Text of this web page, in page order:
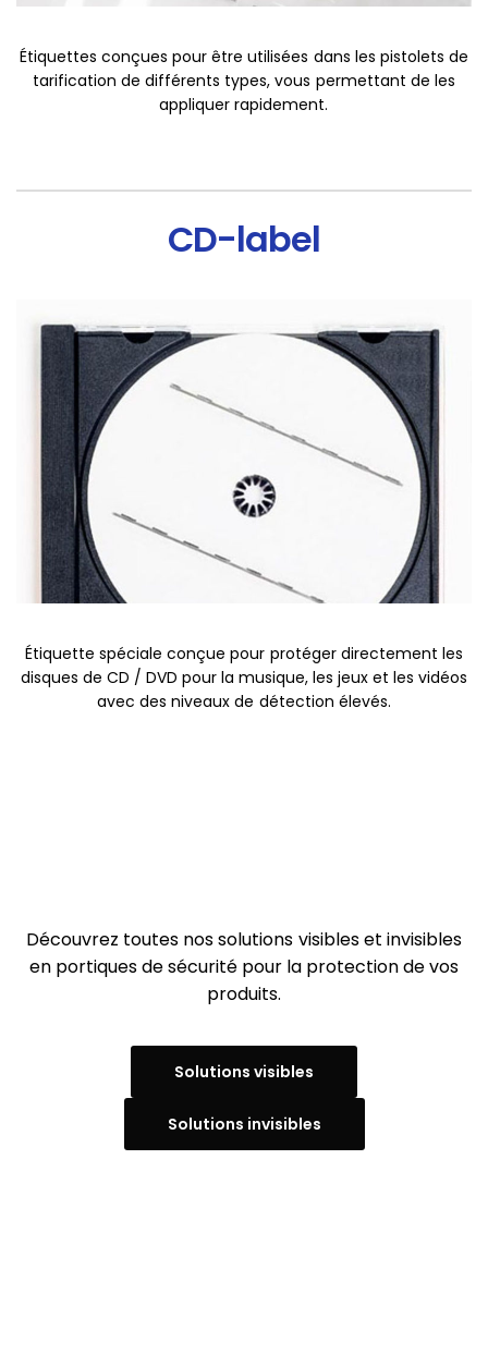
Étiquettes conçues pour être utilisées dans les pistolets de
tarification de différents types, vous permettant de les
appliquer rapidement.
CD-label
Étiquette spéciale conçue pour protéger directement les
disques de CD / DVD pour la musique, les jeux et les vidéos
avec des niveaux de détection élevés.
Découvrez toutes nos solutions visibles et invisibles
en portiques de sécurité pour la protection de vos
produits.
Solutions visibles
Solutions invisibles